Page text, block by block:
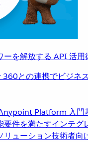
ーを解放する API 活用
との連携でビジネ
Platform 入門
要件を満たすインテ
リューション技術者向